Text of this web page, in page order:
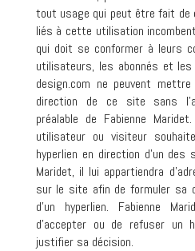
tout usage qui peut être fait de
liés à cette utilisation
qui doit se conformer à leurs
utilisateurs, les abonnés et
design.com ne peuvent
direction de ce site sans
préalable de Fabienne
utilisateur ou visiteur
hyperlien en direction d’un
Maridet, il lui appartiendra
sur le site afin de formuler sa
d’un hyperlien. Fabienne
d’accepter ou de refuser un
justifier sa décision.